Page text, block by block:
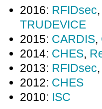
2016: RFIDsec
TRUDEVICE
2015: CARDIS,
2014: CHES,
2013: RFIDsec
2012: CHES
2010: ISC